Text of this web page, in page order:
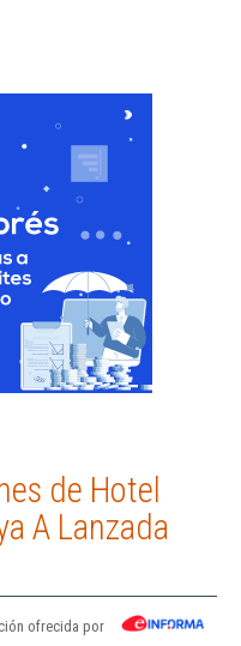
de Hotel
A Lanzada
ofrecida por